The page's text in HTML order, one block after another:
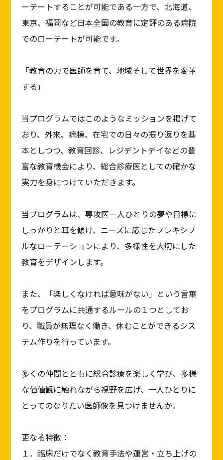
ーテートすることが可能である一方で、北海道、
東京、福岡など日本全国の教育に定評のある病院
でのローテートが可能です。
「教育の力で医師を育て、地域そして世界を変革
する」
当プログラムではこのようなミッションを掲げて
おり、外来、病棟、在宅での日々の振り返りを基
本としつつ、教育回診、レジデントデイなどの豊
富な教育機会により、総合診療医としての確かな
実力を身につけていただきます。
当プログラムは、専攻医一人ひとりの夢や目標に
しっかりと耳を傾け、ニーズに応じたフレキシブ
ルなローテーションにより、多様性を大切にした
教育をデザインします。
また、「楽しくなければ意味がない」という言葉
をプログラムに共通するルールの１つとしてお
り、職員が無理なく働き、休むことができるシス
テム作りを行っています。
多くの仲間とともに総合診療を楽しく学び、多様
な価値観に触れながら視野を広げ、一人ひとりに
とってのなりたい医師像を見つけませんか。
更なる特徴：
１．臨床だけでなく教育手法や運営・立ち上げの